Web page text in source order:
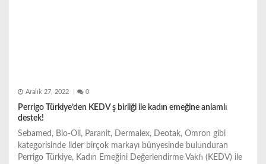
Aralık 27, 2022 0
Perrigo Türkiye’den KEDV ş birliği ile kadın emeğine anlamlı
destek!
Sebamed, Bio-Oil, Paranit, Dermalex, Deotak, Omron gibi
kategorisinde lider birçok markayı bünyesinde bulunduran
Perrigo Türkiye, Kadın Emeğini Değerlendirme Vakfı (KEDV) ile